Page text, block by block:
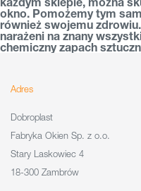
okno. Pomożemy tym
również swojemu
narażeni na znany
chemiczny zapach
Adres
Dobroplast
Fabryka Okien Sp. z o.o.
Stary Laskowiec 4
18-300 Zambrów